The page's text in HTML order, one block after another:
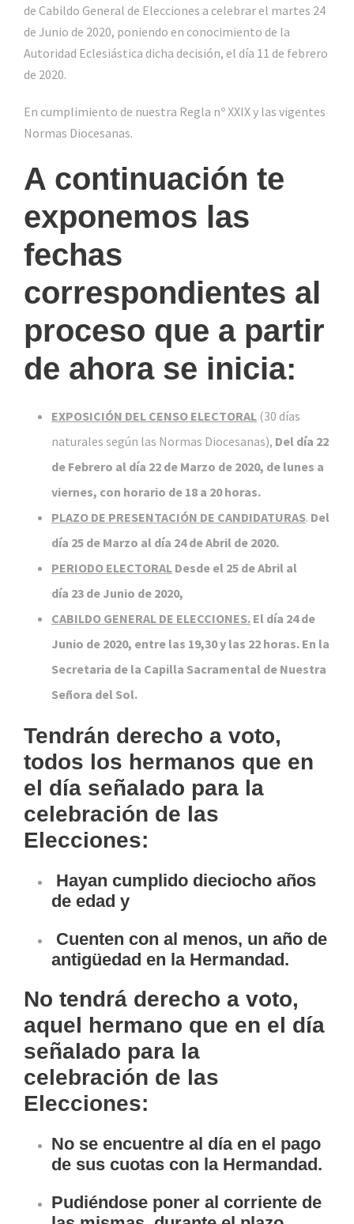
de Cabildo General de Elecciones a celebrar el martes 24
de Junio de 2020, poniendo en conocimiento de la
Autoridad Eclesiástica dicha decisión, el día 11 de febrero
de 2020.
En cumplimiento de nuestra Regla nº XXIX y las vigentes
Normas Diocesanas.
A continuación te
exponemos las
fechas
correspondientes al
proceso que a partir
de ahora se inicia:
EXPOSICIÓN DEL CENSO ELECTORAL (30 días
naturales según las Normas Diocesanas), Del día 22
de Febrero al día 22 de Marzo de 2020, de lunes a
viernes, con horario de 18 a 20 horas.
PLAZO DE PRESENTACIÓN DE CANDIDATURAS. Del
día 25 de Marzo al día 24 de Abril de 2020.
PERIODO ELECTORAL Desde el 25 de Abril al
día 23 de Junio de 2020,
CABILDO GENERAL DE ELECCIONES. El día 24 de
Junio de 2020, entre las 19,30 y las 22 horas. En la
Secretaria de la Capilla Sacramental de Nuestra
Señora del Sol.
Tendrán derecho a voto,
todos los hermanos que en
el día señalado para la
celebración de las
Elecciones:
Hayan cumplido dieciocho años
de edad y
Cuenten con al menos, un año de
antigüedad en la Hermandad.
No tendrá derecho a voto,
aquel hermano que en el día
señalado para la
celebración de las
Elecciones:
No se encuentre al día en el pago
de sus cuotas con la Hermandad.
Pudiéndose poner al corriente de